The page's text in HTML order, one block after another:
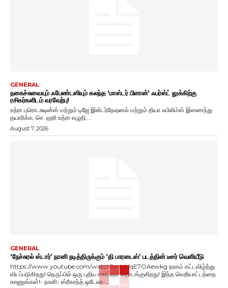
GENERAL
நகைச்சுவையும் ஃபேண்டஸியும் கலந்த ‘மாஸ்டர் பிளான்’ ஃபர்ஸ்ட் லுக்கிற்கு
ரசிகர்களிடம் வரவேற்பு!
உத்ரா புரொடக்ஷன்ஸ் மற்றும் டிஜே இன்டர்நேஷனல் மற்றும் தியா ஃபிலிம்ஸ் இணைந்து
தயாரிக்க, செ. ஹரி உத்ரா எழுதி,...
August 7, 2026
GENERAL
‘நேச்சுரல் ஸ்டார்’ நானி நடித்திருக்கும் ‘தி பாரடைஸ்’ படத்தின் டீசர் வெளியீடு
https://www.youtube.com/watch?v=LMqE7OAewkg நரகம் கட்டவிழ்த்து
விடப்படுகிறது! நெருப்பில் ஒரு புதிய சகாப்தம் தொடங்குகிறது! இந்த வெறியாட்டத்தை
காணுங்கள்!- நானி- ஸ்ரீகாந்த் ஒடேலா-...